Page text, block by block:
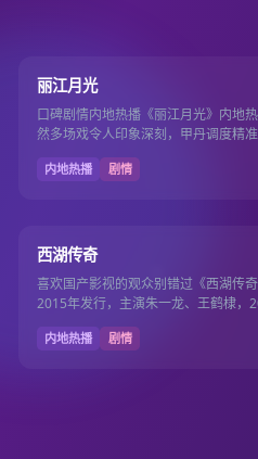
8.5
丽江月光
口碑剧情内地热播《丽江月光》内地
然多场戏令人印象深刻，甲丹调度精
年4月25日上线国产电影电视剧免费。
内地热播 剧情
8.4
西湖传奇
喜欢国产影视的观众别错过《西湖
2015年发行，主演朱一龙、王鹤棣，
月25日更新，国产影视免费维护国产电
剧免费片库日…
内地热播 剧情